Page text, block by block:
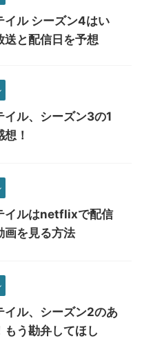
イル シーズン4はい
送と配信日を予想
イル、シーズン3の1
！
イルはnetflixで配信
画を見る方法
イル、シーズン2のあ
もう勘弁してほし